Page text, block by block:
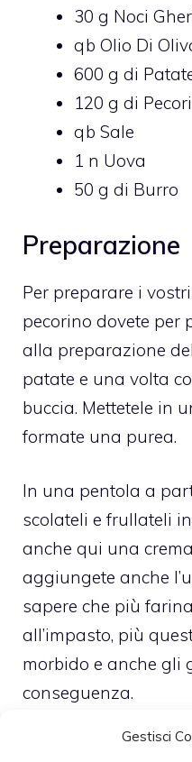
Gestisci
30 g Noci
qb Olio Di
600 g di
120 g di
qb Sale
1 n Uova
50 g di Burro
Preparazione
Per preparare i
pecorino dovete per
alla preparazione
patate e una volta
buccia. Mettetele in
formate una purea.
In una pentola a
scolateli e frullateli
anche qui una
aggiungete anche
sapere che più
all’impasto, più
morbido e anche gli
conseguenza.
Formate dei